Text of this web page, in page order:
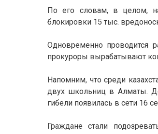
По его словам, в целом,
блокировки 15 тыс.
Одновременно проводится
прокуроры вырабатывают
Напомним, что среди
двух школьниц в Алматы.
гибели появилась в сети 16
Граждане стали